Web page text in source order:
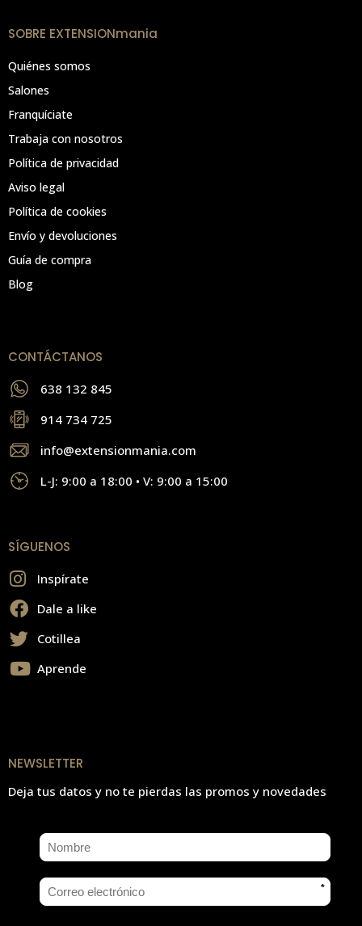
SOBRE EXTENSIONmania
Quiénes somos
Salones
Franquíciate
Trabaja con nosotros
Política de privacidad
Aviso legal
Política de cookies
Envío y devoluciones
Guía de compra
Blog
CONTÁCTANOS
638 132 845
914 734 725
info@extensionmania.com
L-J: 9:00 a 18:00 • V: 9:00 a 15:00
SÍGUENOS
Inspírate
Dale a like
Cotillea
Aprende
NEWSLETTER
Deja tus datos y no te pierdas las promos y novedades
*